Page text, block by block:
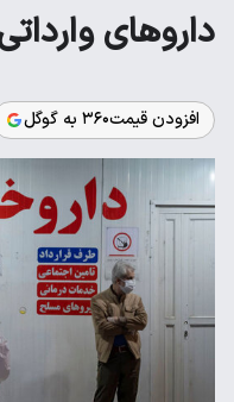
داروهای
افزودن قیمت۳۶۰ به گوگل